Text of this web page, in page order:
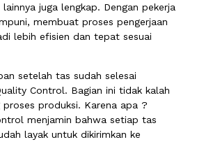
juga lengkap. Dengan pekerja
membuat proses pengerjaan
lebih efisien dan tepat sesuai
setelah tas sudah selesai
Control. Bagian ini tidak kalah
produksi. Karena apa ?
menjamin bahwa setiap tas
layak untuk dikirimkan ke